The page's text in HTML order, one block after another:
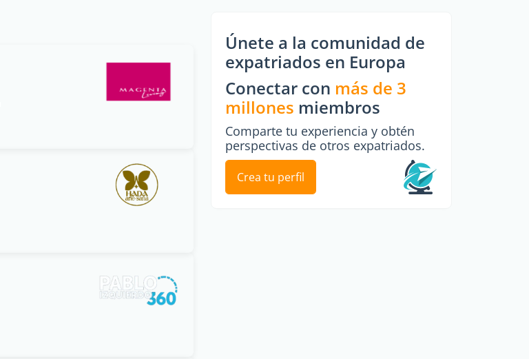
Únete a la comunidad de
expatriados en Europa
Conectar con más de 3
millones miembros
Comparte tu experiencia y obtén
perspectivas de otros expatriados.
Crea tu perfil